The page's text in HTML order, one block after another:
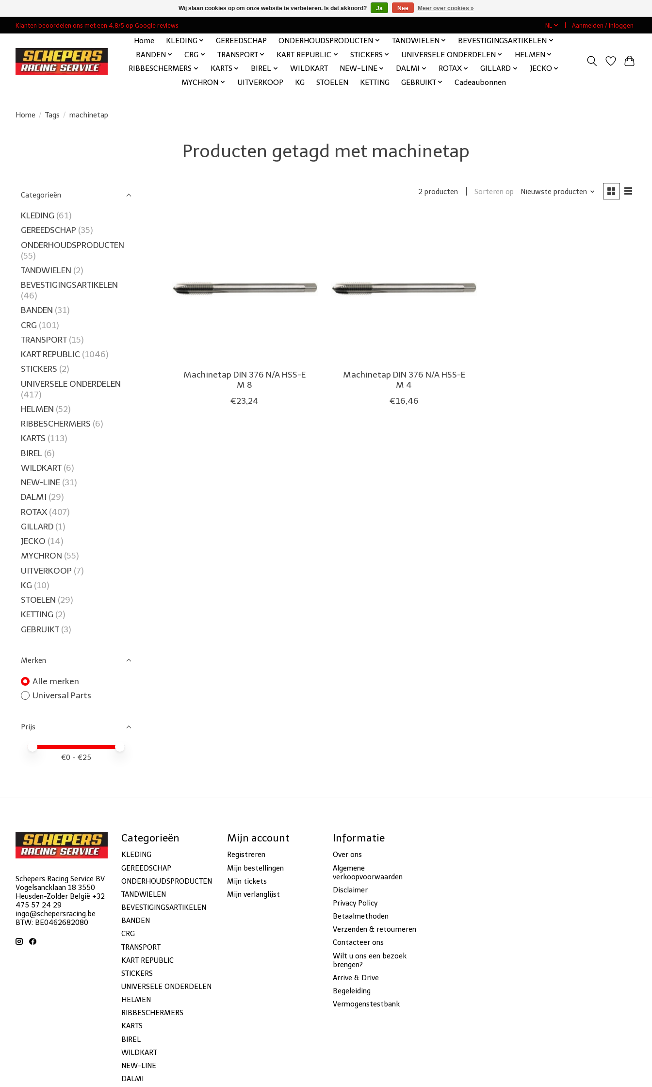
Klanten beoordelen ons met een 4,8/5 op Google reviews NL Aanmelden / Inloggen
Home KLEDING GEREEDSCHAP ONDERHOUDSPRODUCTEN TANDWIELEN
BEVESTIGINGSARTIKELEN
BANDEN
CRG TRANSPORT KART REPUBLIC STICKERS UNIVERSELE ONDERDELEN
HELMEN
RIBBESCHERMERS
KARTS BIREL WILDKART NEW-LINE DALMI ROTAX GILLARD
JECKO
MYCHRON
UITVERKOOP KG STOELEN KETTING GEBRUIKT Cadeaubonnen
Home / Tags / machinetap
Producten getagd met machinetap
Categorieën
KLEDING (61)
GEREEDSCHAP (35)
ONDERHOUDSPRODUCTEN
(55)
TANDWIELEN (2)
BEVESTIGINGSARTIKELEN
(46)
BANDEN (31)
CRG (101)
TRANSPORT (15)
KART REPUBLIC (1046)
STICKERS (2)
UNIVERSELE ONDERDELEN
(417)
HELMEN (52)
RIBBESCHERMERS (6)
KARTS (113)
BIREL (6)
WILDKART (6)
NEW-LINE (31)
DALMI (29)
ROTAX (407)
GILLARD (1)
JECKO (14)
MYCHRON (55)
UITVERKOOP (7)
KG (10)
STOELEN (29)
KETTING (2)
GEBRUIKT (3)
Merken
Alle merken
Universal Parts
Prijs
Minimale prijswaarde
Price maximum value
€0 - €25
2 producten Sorteren op Nieuwste producten
Machinetap DIN 376 N/A HSS-E
M 8
€23,24
Machinetap DIN 376 N/A HSS-E
M 4
€16,46
Schepers Racing Service BV
Vogelsancklaan 18 3550
Heusden-Zolder België +32
475 57 24 29
ingo@schepersracing.be
BTW: BE0462682080
Categorieën
KLEDING
GEREEDSCHAP
ONDERHOUDSPRODUCTEN
TANDWIELEN
BEVESTIGINGSARTIKELEN
BANDEN
CRG
TRANSPORT
KART REPUBLIC
STICKERS
UNIVERSELE ONDERDELEN
HELMEN
RIBBESCHERMERS
KARTS
BIREL
WILDKART
NEW-LINE
DALMI
Mijn account
Registreren
Mijn bestellingen
Mijn tickets
Mijn verlanglijst
Informatie
Over ons
Algemene
verkoopvoorwaarden
Disclaimer
Privacy Policy
Betaalmethoden
Verzenden & retourneren
Contacteer ons
Wilt u ons een bezoek
brengen?
Arrive & Drive
Begeleiding
Vermogenstestbank
Wij slaan cookies op om onze website te verbeteren. Is dat akkoord? Ja Nee Meer over cookies »